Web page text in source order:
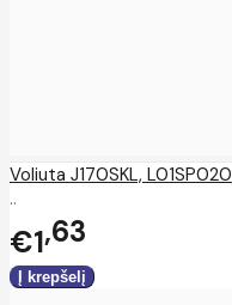
Voliuta J170SKL, L01SP020
..
€1 63